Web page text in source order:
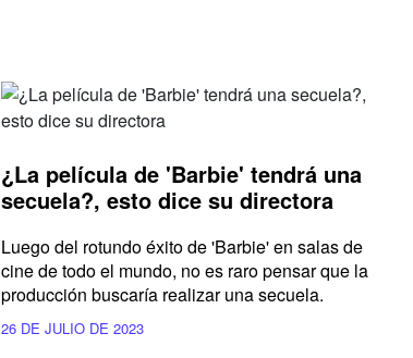
¿La película de 'Barbie' tendrá una
secuela?, esto dice su directora
Luego del rotundo éxito de 'Barbie' en salas de
cine de todo el mundo, no es raro pensar que la
producción buscaría realizar una secuela.
26 DE JULIO DE 2023